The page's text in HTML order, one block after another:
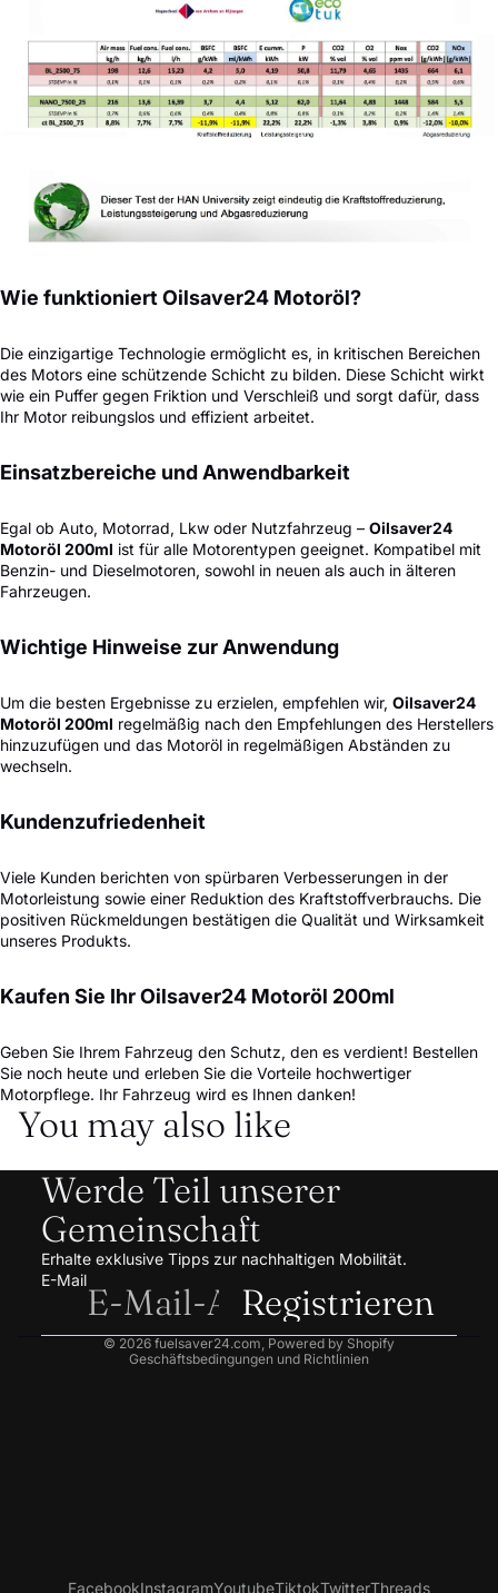
Wie funktioniert Oilsaver24 Motoröl?
Die einzigartige Technologie ermöglicht es, in kritischen Bereichen
des Motors eine schützende Schicht zu bilden. Diese Schicht wirkt
wie ein Puffer gegen Friktion und Verschleiß und sorgt dafür, dass
Ihr Motor reibungslos und effizient arbeitet.
Einsatzbereiche und Anwendbarkeit
Egal ob Auto, Motorrad, Lkw oder Nutzfahrzeug – Oilsaver24
Motoröl 200ml ist für alle Motorentypen geeignet. Kompatibel mit
Benzin- und Dieselmotoren, sowohl in neuen als auch in älteren
Fahrzeugen.
Wichtige Hinweise zur Anwendung
Um die besten Ergebnisse zu erzielen, empfehlen wir, Oilsaver24
Motoröl 200ml regelmäßig nach den Empfehlungen des Herstellers
hinzuzufügen und das Motoröl in regelmäßigen Abständen zu
wechseln.
Kundenzufriedenheit
Viele Kunden berichten von spürbaren Verbesserungen in der
Motorleistung sowie einer Reduktion des Kraftstoffverbrauchs. Die
positiven Rückmeldungen bestätigen die Qualität und Wirksamkeit
unseres Produkts.
Kaufen Sie Ihr Oilsaver24 Motoröl 200ml
Geben Sie Ihrem Fahrzeug den Schutz, den es verdient! Bestellen
Sie noch heute und erleben Sie die Vorteile hochwertiger
Motorpflege. Ihr Fahrzeug wird es Ihnen danken!
You may also like
Werde Teil unserer
Gemeinschaft
Erhalte exklusive Tipps zur nachhaltigen Mobilität.
E-Mail
Registrieren
© 2026 fuelsaver24.com, Powered by Shopify
Geschäftsbedingungen und Richtlinien
AGB
Versand
Impressum
Kontaktinformationen
Widerrufsrecht
FacebookInstagramYoutubeTiktokTwitterThreads